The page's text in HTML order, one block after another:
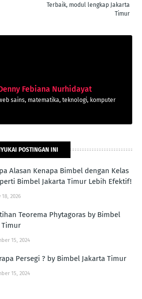
Terbaik, modul lengkap Jakarta
Timur
Febiana Nurhidayat
sains, matematika, teknologi, komputer
POSTINGAN INI
Alasan Kenapa Bimbel dengan Kelas
Bimbel Jakarta Timur Lebih Efektif!
18, 2026
Teorema Phytagoras by Bimbel
Timur
15, 2024
Persegi ? by Bimbel Jakarta Timur
15, 2024